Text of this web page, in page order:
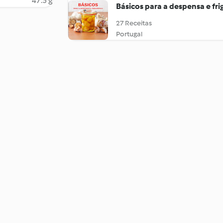
Básicos para a despensa e
27 Receitas
Portugal